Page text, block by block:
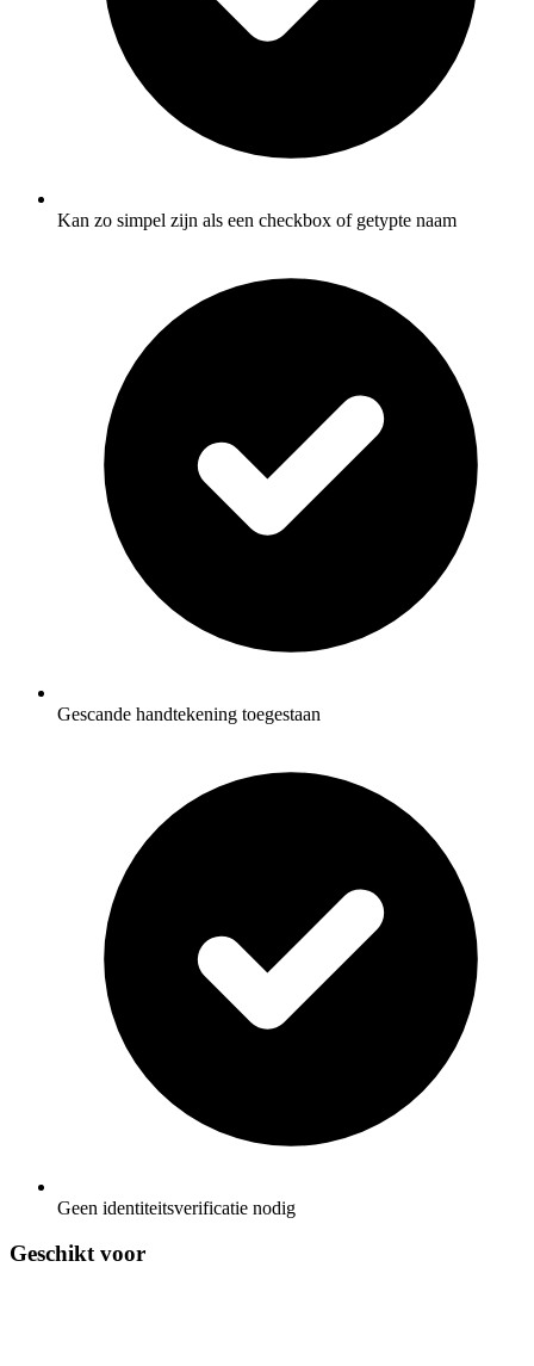
Kan zo simpel zijn als een checkbox of getypte naam
Gescande handtekening toegestaan
Geen identiteitsverificatie nodig
Geschikt voor